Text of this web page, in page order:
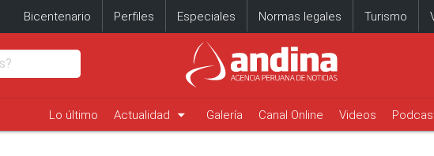
Bicentenario Perfiles Especiales Normas legales Turismo
Lo último Actualidad arrow_drop_down Galería Canal Online Videos